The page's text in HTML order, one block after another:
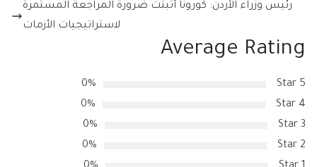
رئيس وزراء الأردن: كورونا أثبتت ضرورة المراجعة المستمرة
لاستراتيجيات الأزمات
Average Rating
5 Star
0%
4 Star
0%
3 Star
0%
2 Star
0%